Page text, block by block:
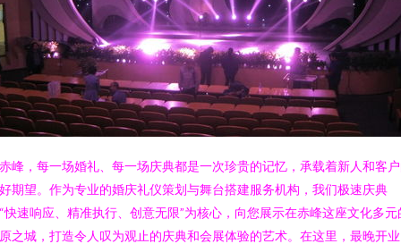
峰，每一场婚礼、每一场庆典都是一次珍贵的记忆，承载着新人和客
期望。作为专业的婚庆礼仪策划与舞台搭建服务机构，我们极速庆典
快速响应、精准执行、创意无限”为核心，向您展示在赤峰这座文化多元
之城，打造令人叹为观止的庆典和会展体验的艺术。在这里，最晚开